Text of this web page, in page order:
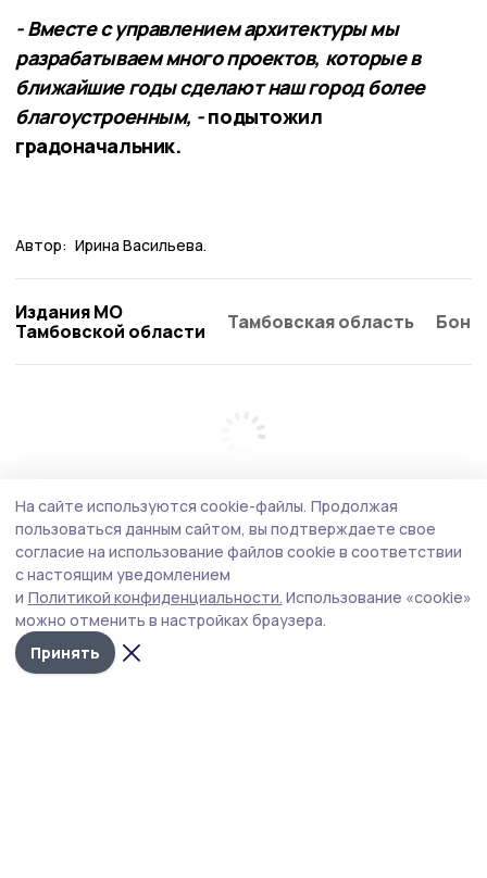
- Вместе с управлением архитектуры мы
разрабатываем много проектов, которые в
ближайшие годы сделают наш город более
благоустроенным, -подытожил
градоначальник.
Автор: Ирина Васильева.
Издания МО
Тамбовской области
Тамбовская область
На сайте используются cookie-файлы. Продолжая
пользоваться данным сайтом, вы подтверждаете свое
согласие на использование файлов cookie в соответствии
с настоящим уведомлением
и Политикой конфиденциальности. Использование «cookie»
можно отменить в настройках браузера.
Принять